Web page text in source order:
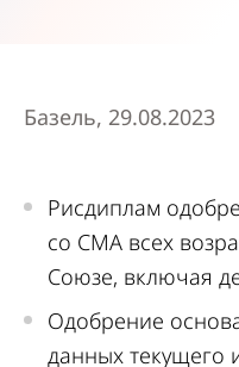
Базель, 29.08.2023
Рисдиплам
со СМА всех
Союзе, включая
Одобрение
данных текущего